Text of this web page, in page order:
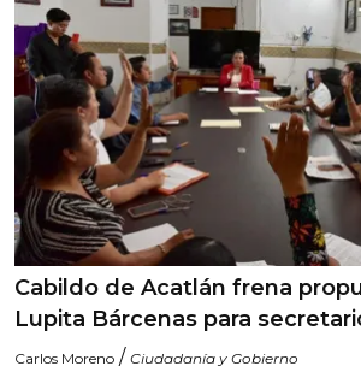
Cabildo de Acatlán frena
Lupita Bárcenas para
Carlos Moreno / Ciudadanía y Gobierno